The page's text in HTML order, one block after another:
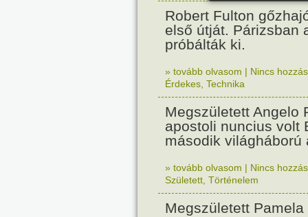
Robert Fulton
első útját. Párizsban
próbálták ki.
» tovább olvasom | Nincs
Érdekes Technika
Megszületett Angelo
apostoli nuncius volt
második világháború
» tovább olvasom | Nincs
Született Történelem
Megszületett Pamela